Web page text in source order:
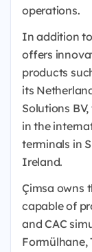
operations.
In addition
offers
products
its
Solutions
in the
terminals in
Ireland.
Çimsa owns
capable of
and CAC
Formülhane,